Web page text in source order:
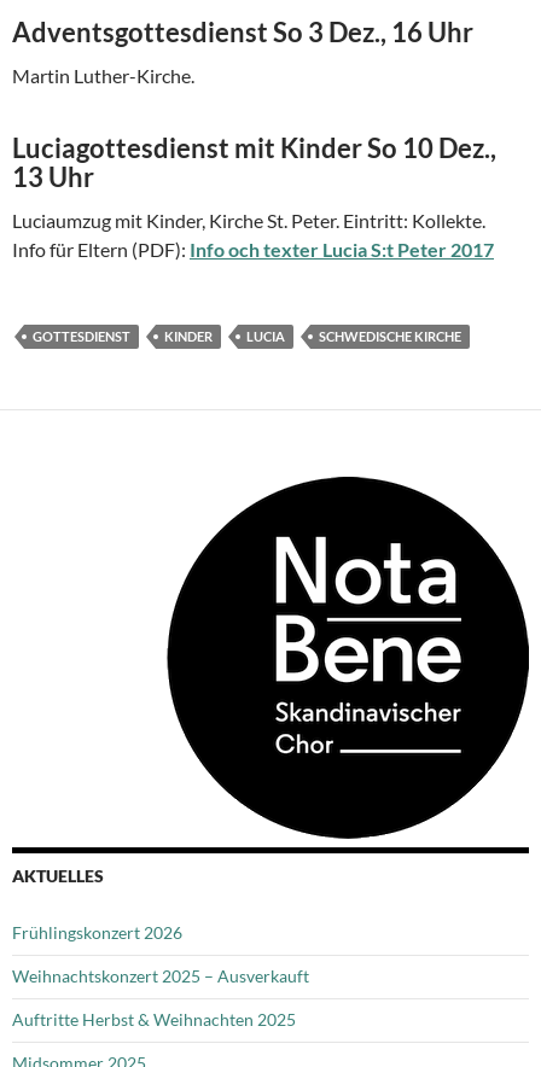
Adventsgottesdienst So 3 Dez., 16 Uhr
Martin Luther-Kirche.
Luciagottesdienst mit Kinder So 10 Dez.,
13 Uhr
Luciaumzug mit Kinder, Kirche St. Peter. Eintritt: Kollekte.
Info für Eltern (PDF): Info och texter Lucia S:t Peter 2017
GOTTESDIENST KINDER LUCIA SCHWEDISCHE KIRCHE
AKTUELLES
Frühlingskonzert 2026
Weihnachtskonzert 2025 – Ausverkauft
Auftritte Herbst & Weihnachten 2025
Midsommer 2025